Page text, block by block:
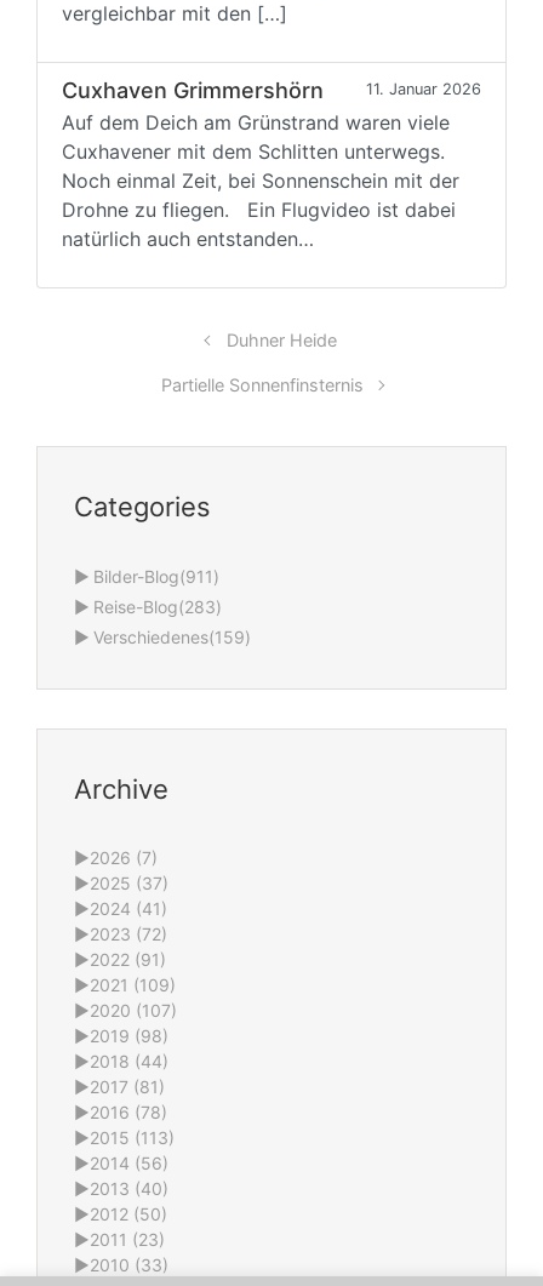
vergleichbar mit den […]
Cuxhaven Grimmershörn 11. Januar 2026
Auf dem Deich am Grünstrand waren viele
Cuxhavener mit dem Schlitten unterwegs.
Noch einmal Zeit, bei Sonnenschein mit der
Drohne zu fliegen. Ein Flugvideo ist dabei
natürlich auch entstanden…
Duhner Heide
Partielle Sonnenfinsternis
Categories
► Bilder-Blog(911)
► Reise-Blog(283)
► Verschiedenes(159)
Archive
►2026 (7)
►2025 (37)
►2024 (41)
►2023 (72)
►2022 (91)
►2021 (109)
►2020 (107)
►2019 (98)
►2018 (44)
►2017 (81)
►2016 (78)
►2015 (113)
►2014 (56)
►2013 (40)
►2012 (50)
►2011 (23)
►2010 (33)